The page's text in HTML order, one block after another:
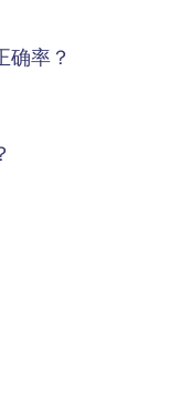
确率？